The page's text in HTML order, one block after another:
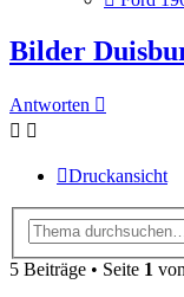
Beitrag
letzten
letzten
Beitrag
Bilder
Antworten
Druckansicht
5 Beiträge • Seite 1 von